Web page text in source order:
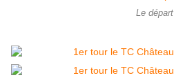
Le départ